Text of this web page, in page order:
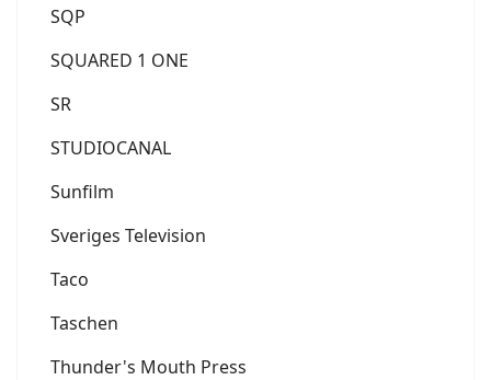
SQP
SQUARED 1 ONE
SR
STUDIOCANAL
Sunfilm
Sveriges Television
Taco
Taschen
Thunder's Mouth Press